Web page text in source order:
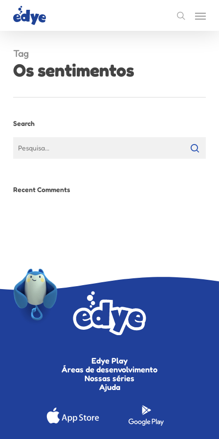
search
Menu
Tag
Os sentimentos
Search
Recent Comments
Edye Play
Áreas de desenvolvimento
Nossas séries
Ajuda